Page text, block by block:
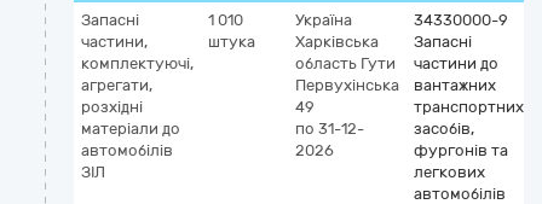
Запасні
частини,
комплектуючі,
агрегати,
розхідні
матеріали до
автомобілів
ЗІЛ
1 010
штука
Україна
Харківська
область Гути
Первухінська
49
по 31-12-
2026
34330000-9
Запасні
частини до
вантажних
транспортних
засобів,
фургонів та
легкових
автомобілів